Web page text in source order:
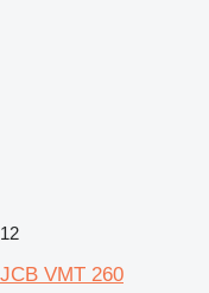
12
JCB VMT 260